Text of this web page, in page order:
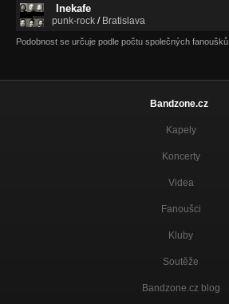
Inekafe
punk-rock / Bratislava
Podobnost se určuje podle počtu společných fanoušků.
Bandzone.cz
Kapely
Koncerty
Videa
Fanoušci
Kluby
Soutěže
Bandzone.cz blog